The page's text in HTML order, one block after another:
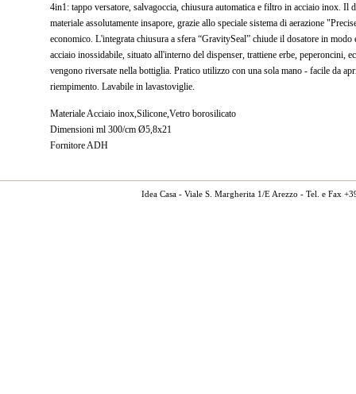
4in1: tappo versatore, salvagoccia, chiusura automatica e filtro in acciaio inox. Il
materiale assolutamente insapore, grazie allo speciale sistema di aerazione
economico. L'integrata chiusura a sfera “GravitySeal” chiude il dosatore in
acciaio inossidabile, situato all'interno del dispenser, trattiene erbe, peperoncini,
vengono riversate nella bottiglia. Pratico utilizzo con una sola mano - facile da
riempimento. Lavabile in lavastoviglie.
Materiale Acciaio inox,Silicone,Vetro borosilicato
Dimensioni ml 300/cm Ø5,8x21
Fornitore ADH
Idea Casa - Viale S. Margherita 1/E Arezzo - Tel. e Fax